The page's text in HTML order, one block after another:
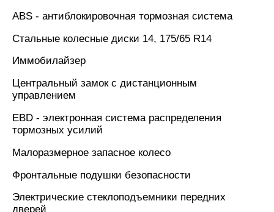
ABS - антиблокировочная тормозная система
Стальные колесные диски 14, 175/65 R14
Иммобилайзер
Центральный замок с дистанционным
управлением
EBD - электронная система распределения
тормозных усилий
Малоразмерное запасное колесо
Фронтальные подушки безопасности
Электрические стеклоподъемники передних
дверей